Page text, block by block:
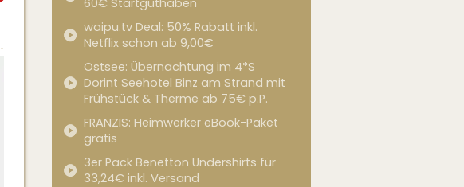
60€ Startguthaben
waipu.tv Deal: 50% Rabatt inkl.
Netflix schon ab 9,00€
Ostsee: Übernachtung im 4*S
Dorint Seehotel Binz am Strand mit
Frühstück & Therme ab 75€ p.P.
FRANZIS: Heimwerker eBook-Paket
gratis
3er Pack Benetton Undershirts für
33,24€ inkl. Versand